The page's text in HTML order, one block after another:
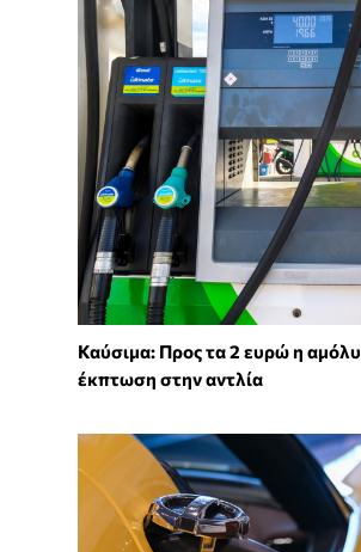
Καύσιμα: Προς τα 2 ευρώ η
έκπτωση στην αντλία